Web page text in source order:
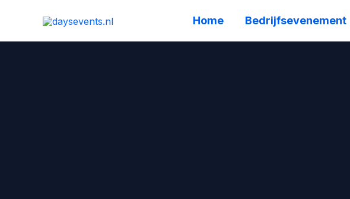
de
Home Bedrijfsevenement